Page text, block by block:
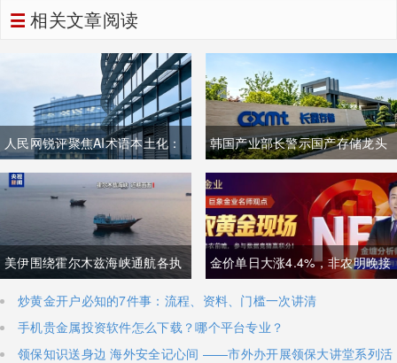
相关文章阅读
人民网锐评聚焦AI术语本土化：
夯实中文科技话语体系关乎全球
科技话语权争夺
韩国产业部长警示国产存储龙头
面临追赶压力，忌惮国内大举布
局半导体，呼吁加码本土资本投
入避免优势流失
美伊围绕霍尔木兹海峡通航各执
一词，美方称临时协议即将落
地，伊朗坚称仅与阿曼双边磋
金价单日大涨4.4%，非农明晚接
棒丨黄金后市如何？
炒黄金开户必知的7件事：流程、资料、门槛一次讲清
手机贵金属投资软件怎么下载？哪个平台专业？
领保知识送身边 海外安全记心间 ——市外办开展领保大讲堂系列活